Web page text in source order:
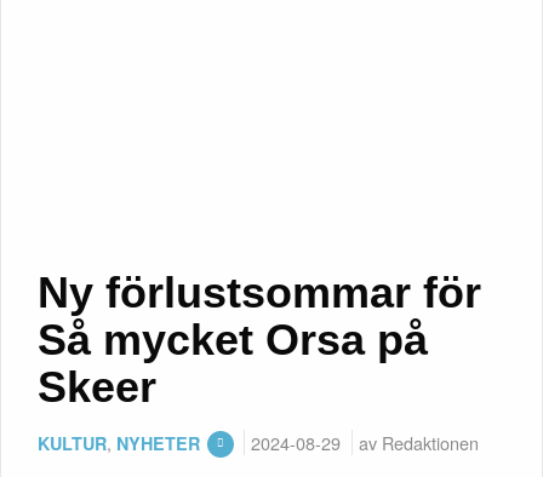
Ny förlustsommar för
Så mycket Orsa på
Skeer
KULTUR, NYHETER 2024-08-29 av Redaktionen